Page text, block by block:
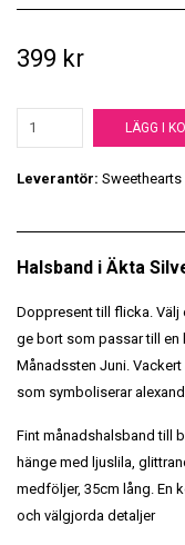
399 kr
LÄGG I
Leverantör: Sweethearts
Halsband i Äkta
Doppresent till flicka. Välj
ge bort som passar till en
Månadssten Juni.
som symboliserar
Fint månadshalsband till
hänge med ljuslila,
medföljer, 35cm lång. En
och välgjorda detaljer